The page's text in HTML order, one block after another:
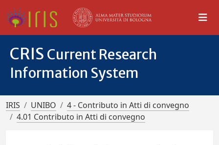
CRIS Current Research
Information System
IRIS UNIBO
4 - Contributo in Atti di convegno
4.01 Contributo in Atti di convegno